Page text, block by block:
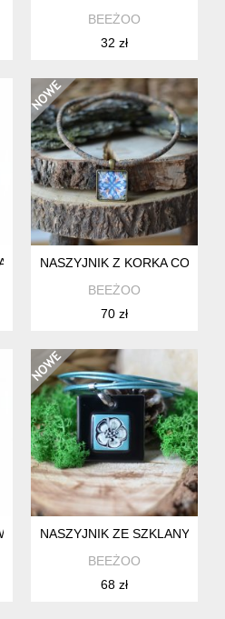
BEEŻOO
32 zł
PEACH & PLUM
NASZYJNIK Z KORKA CORK
BEEŻOO
70 zł
WISIOREM NEGRI Z AGATEM
NASZYJNIK ZE SZKLANYM
BEEŻOO
68 zł